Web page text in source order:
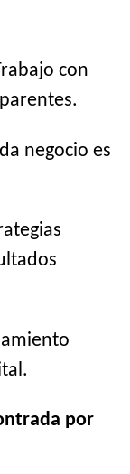
con
negocio es
por